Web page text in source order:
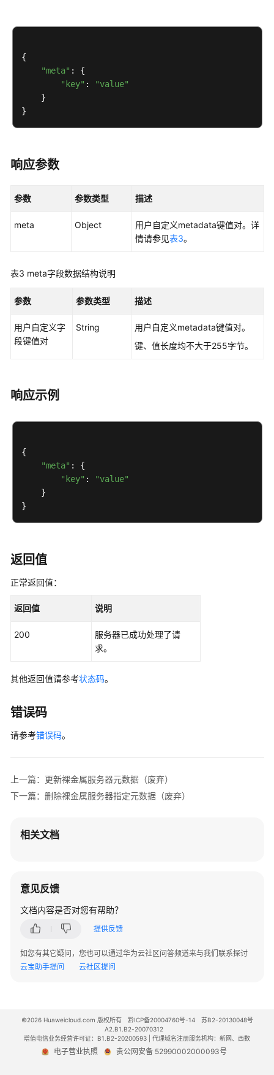
口
说
（OpenStack
API
息
（OpenStack
裸
器
期
（OpenStack
API）
器
态
理
API）
属
元
据
管
（OpenStack
Nova
询
裸
金
{
"meta" : {
"key" :
"value"
    }
响应参数
参数 参数类型 描述
meta Object
用户自定义metadata键值对。详
情请参见表3。
表3 meta字段数据结构说明
参数 参数类型 描述
用户自定义字
段键值对
String
用户自定义metadata键值对。
键、值长度均不大于255字节。
响应示例
{
"meta" : {
"key" :
"value"
    }
返回值
正常返回值：
返回值 说明
200
服务器已成功处理了请
求。
其他返回值请参考状态码。
错误码
请参考错误码。
上一篇：更新裸金属服务器元数据（废弃）
下一篇：删除裸金属服务器指定元数据（废弃）
相关文档
意见反馈
文档内容是否对您有帮助？
提供反馈
如您有其它疑问，您也可以通过华为云社区问答频道来与我们联系探讨
云宝助手提问
云社区提问
©2026 Huaweicloud.com 版权所有 黔ICP备20004760号-14
苏B2-20130048号
A2.B1.B2-20070312
增值电信业务经营许可证：B1.B2-20200593 | 代理域名注册服务机构：新网、西数
电子营业执照 贵公网安备 52990002000093号